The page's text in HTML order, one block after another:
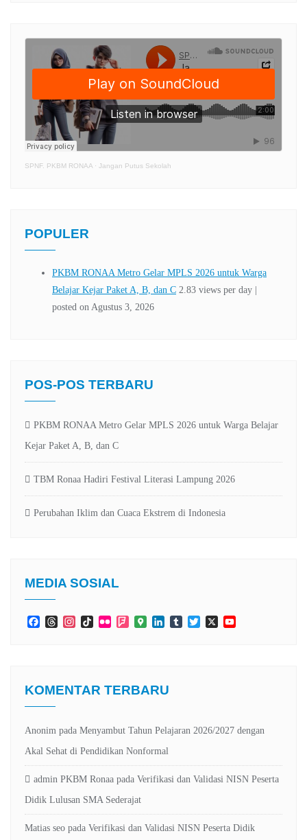
SPNF. PKBM RONAA · Jangan Putus Sekolah
POPULER
POS-POS TERBARU
PKBM RONAA Metro Gelar MPLS 2026 untuk Warga Belajar
Kejar Paket A, B, dan C
TBM Ronaa Hadiri Festival Literasi Lampung 2026
Perubahan Iklim dan Cuaca Ekstrem di Indonesia
MEDIA SOSIAL
FacebookThreadsInstagramTikTokFlickr Foursquare
GoogleLinkedInTumblrTwitter
X
KOMENTAR TERBARU
Anonim pada Menyambut Tahun Pelajaran 2026/2027 dengan
Akal Sehat di Pendidikan Nonformal
admin PKBM Ronaa pada Verifikasi dan Validasi NISN Peserta
Didik Lulusan SMA Sederajat
Matias seo pada Verifikasi dan Validasi NISN Peserta Didik